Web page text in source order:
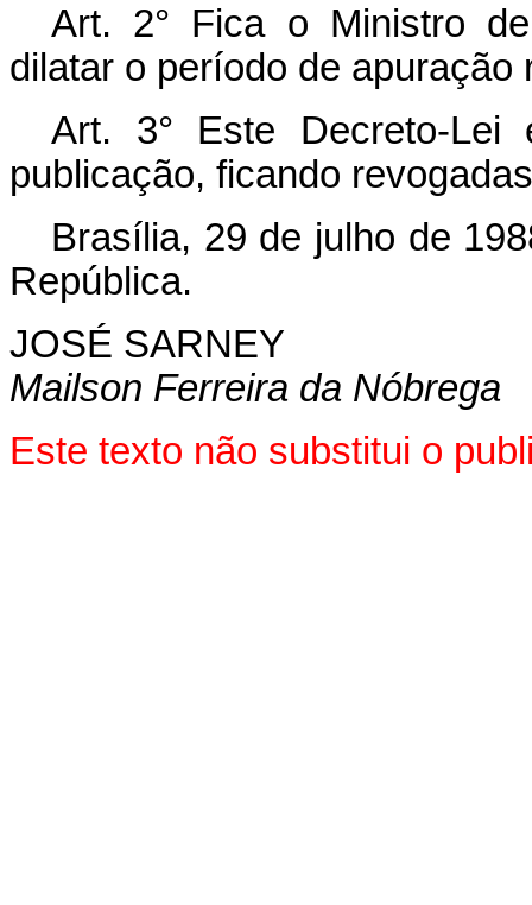
Art. 2° Fica o Ministro
dilatar o período de apuração
Art. 3° Este Decreto-
publicação, ficando
Brasília, 29 de julho de
República.
JOSÉ SARNEY
Mailson Ferreira da Nóbrega
Este texto não substitui o